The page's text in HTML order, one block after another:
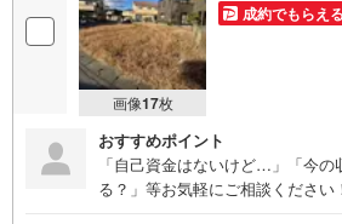
画像17枚
成約でもらえる
おすすめポイント
「自己資金はないけど…」「今
る？」等お気軽にご相談くださ